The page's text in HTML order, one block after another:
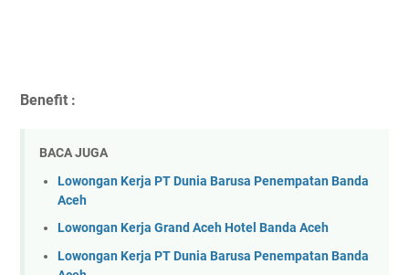
Benefit :
BACA JUGA
Lowongan Kerja PT Dunia Barusa Penempatan Banda
Aceh
Lowongan Kerja Grand Aceh Hotel Banda Aceh
Lowongan Kerja PT Dunia Barusa Penempatan Banda